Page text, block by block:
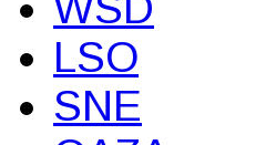
LSO
SNE